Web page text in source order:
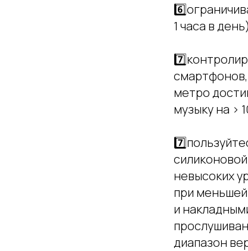
1 часа в день)
метро
музыку на >
невысоких
при
и
диапазон